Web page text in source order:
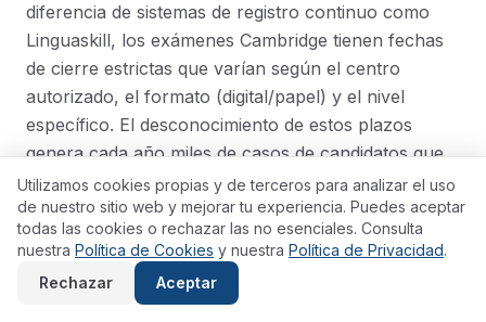
diferencia de sistemas de registro continuo como
Linguaskill, los exámenes Cambridge tienen fechas
de cierre estrictas que varían según el centro
autorizado, el formato (digital/papel) y el nivel
específico. El desconocimiento de estos plazos
genera cada año miles de casos de candidatos que
pierden convocatorias deseadas, viéndose obligados
a esperar meses adicionales o aceptar centros
menos convenientes con plazas residuales.
Utilizamos cookies propias y de terceros para analizar el uso
de nuestro sitio web y mejorar tu experiencia. Puedes aceptar
todas las cookies o rechazar las no esenciales. Consulta
nuestra Política de Cookies y nuestra Política de Privacidad.
Rechazar
Aceptar